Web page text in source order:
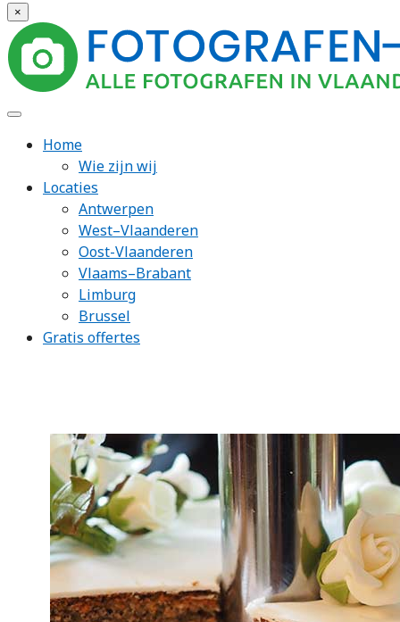
×
Home
Wie zijn wij
Locaties
Antwerpen
West–Vlaanderen
Oost-Vlaanderen
Vlaams–Brabant
Limburg
Brussel
Gratis offertes